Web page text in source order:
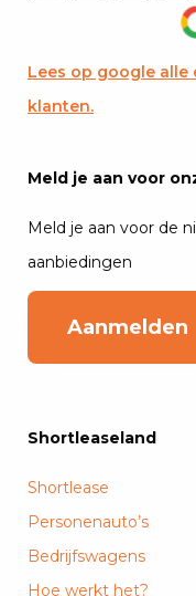
Lees op google alle
klanten.
Meld je aan voor
Meld je aan voor de
aanbiedingen
Aanmelden
Shortleaseland
Shortlease
Personenauto’s
Bedrijfswagens
Hoe werkt het?